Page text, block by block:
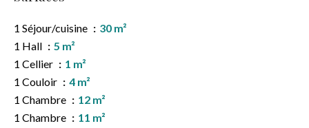
1 Séjour/cuisine
30 m²
1 Hall
5 m²
1 Cellier
1 m²
1 Couloir
4 m²
1 Chambre
12 m²
1 Chambre
11 m²